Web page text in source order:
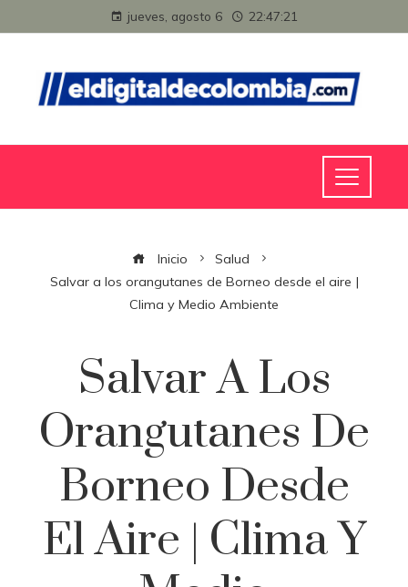
jueves, agosto 6 22:47:22
Inicio
Salud
Salvar a los orangutanes de Borneo desde el aire |
Clima y Medio Ambiente
Salvar A Los
Orangutanes De
Borneo Desde
El Aire | Clima Y